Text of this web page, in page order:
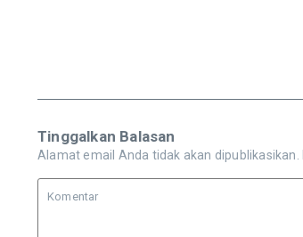
Tinggalkan Balasan
Alamat email Anda tidak akan dipublikasikan.